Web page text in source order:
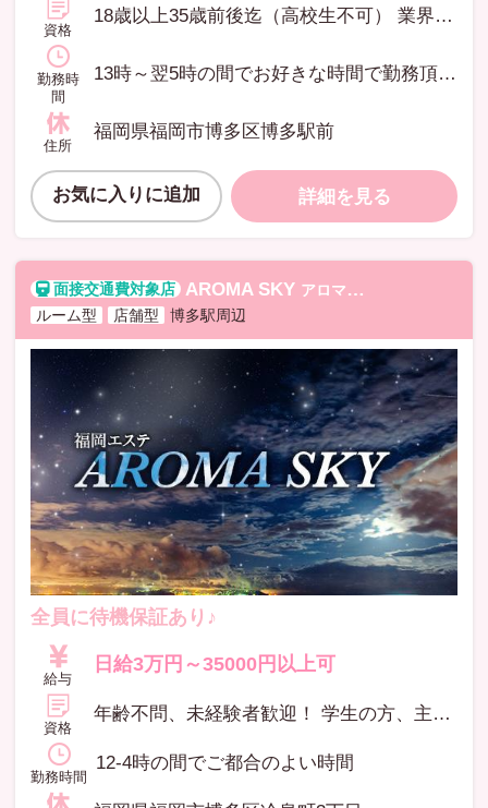
資格
18歳以上35歳前後迄（高校生不可） 業界経験不問 面接後、講習を受けてからの、お仕事開始となります。
勤務時
間
13時～翌5時の間でお好きな時間で勤務頂けます。1日の勤務時間4時間以上をお願いしています。（完全自由出勤制）
住所
福岡県福岡市博多区博多駅前
お気に入りに追加 詳細を見る
AROMA SKY アロマスカイ
ルーム型
店舗型 博多駅周辺
全員に待機保証あり♪
給与
日給3万円～35000円以上可
資格
年齢不問、未経験者歓迎！ 学生の方、主婦の方、副業の方・・・ いろんな方にお勤めいただいています(^^♪ ※高校生不可 ※未経験者（専門講師による研修あり） マッサージに興味のある方、ヒトを癒すのが好きな方、大歓迎♪
勤務時間
12-4時の間でご都合のよい時間